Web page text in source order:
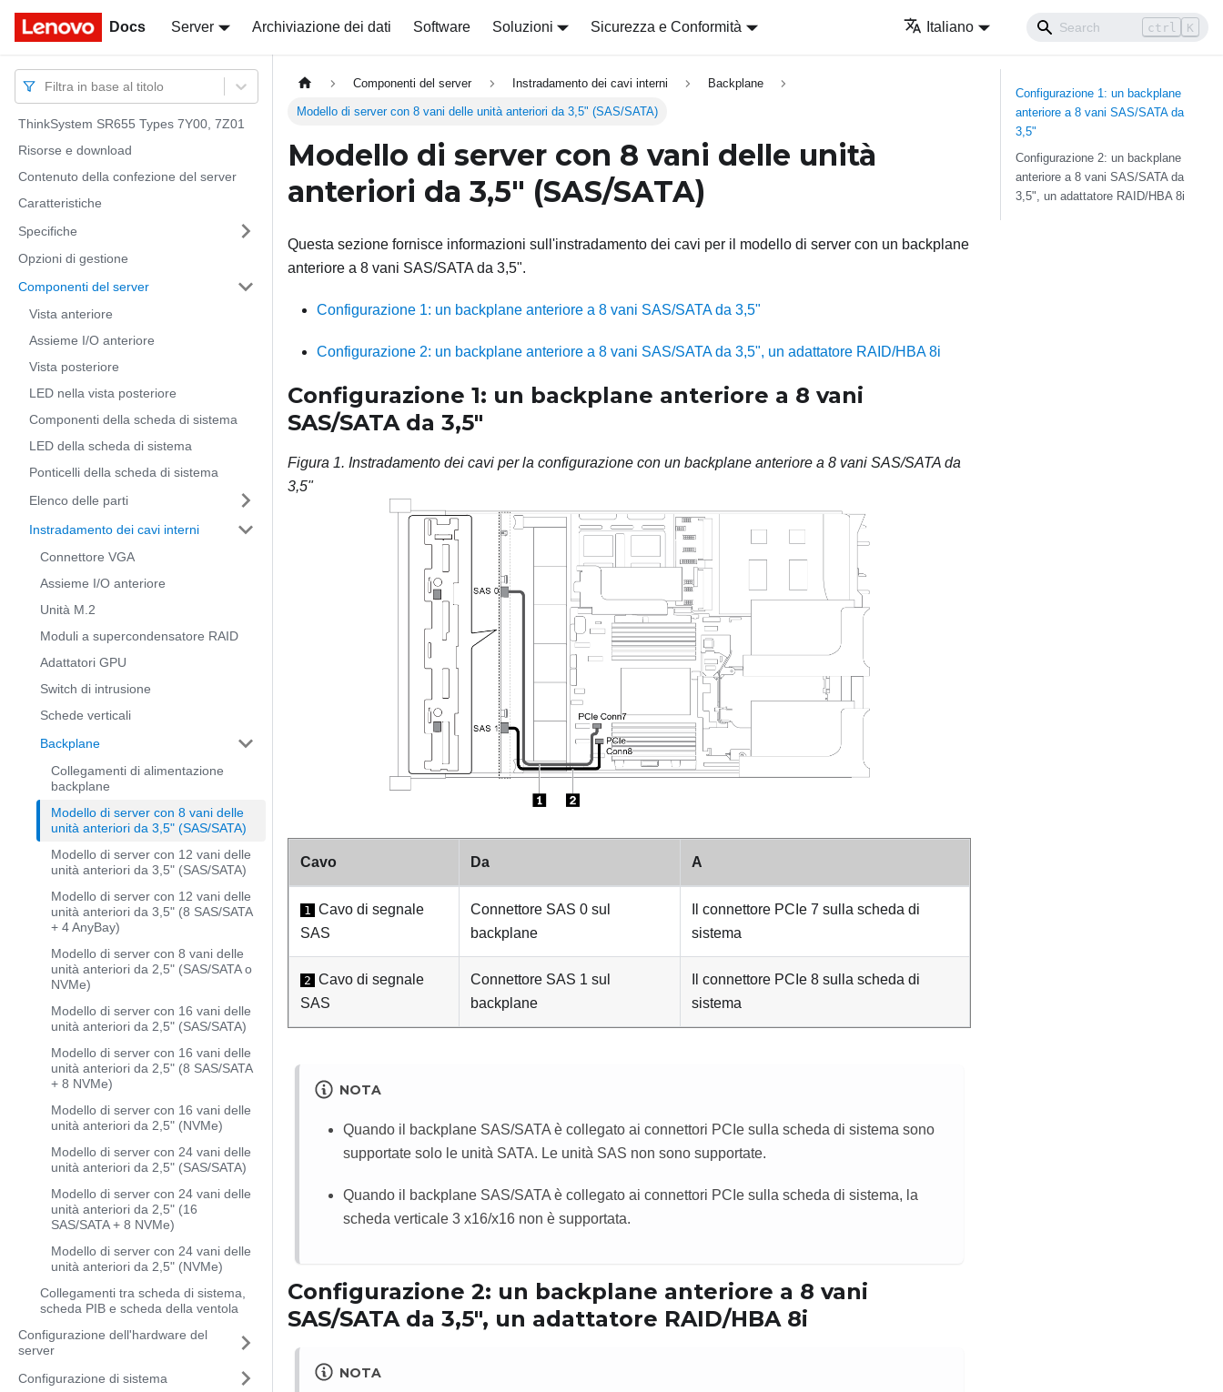
Docs Server Archiviazione dei dati Software Soluzioni Sicurezza e Conformità Italiano ctrl K
Docs
Filtra in base al titolo
ThinkSystem SR655 Types 7Y00, 7Z01
Risorse e download
Contenuto della confezione del server
Caratteristiche
Specifiche
Opzioni di gestione
Componenti del server
Vista anteriore
Assieme I/O anteriore
Vista posteriore
LED nella vista posteriore
Componenti della scheda di sistema
LED della scheda di sistema
Ponticelli della scheda di sistema
Elenco delle parti
Instradamento dei cavi interni
Connettore VGA
Assieme I/O anteriore
Unità M.2
Moduli a supercondensatore RAID
Adattatori GPU
Switch di intrusione
Schede verticali
Backplane
Collegamenti di alimentazione
backplane
Modello di server con 8 vani delle
unità anteriori da 3,5" (SAS/SATA)
Modello di server con 12 vani delle
unità anteriori da 3,5" (SAS/SATA)
Modello di server con 12 vani delle
unità anteriori da 3,5" (8 SAS/SATA
+ 4 AnyBay)
Modello di server con 8 vani delle
unità anteriori da 2,5" (SAS/SATA o
NVMe)
Modello di server con 16 vani delle
unità anteriori da 2,5" (SAS/SATA)
Modello di server con 16 vani delle
unità anteriori da 2,5" (8 SAS/SATA
+ 8 NVMe)
Modello di server con 16 vani delle
unità anteriori da 2,5" (NVMe)
Modello di server con 24 vani delle
unità anteriori da 2,5" (SAS/SATA)
Modello di server con 24 vani delle
unità anteriori da 2,5" (16
SAS/SATA + 8 NVMe)
Modello di server con 24 vani delle
unità anteriori da 2,5" (NVMe)
Collegamenti tra scheda di sistema,
scheda PIB e scheda della ventola
Configurazione dell'hardware del
server
Configurazione di sistema
Componenti del server Instradamento dei cavi interni Backplane
Modello di server con 8 vani delle unità anteriori da 3,5" (SAS/SATA)
Modello di server con 8 vani delle unità
anteriori da 3,5" (SAS/SATA)
Questa sezione fornisce informazioni sull'instradamento dei cavi per il modello di server con un backplane
anteriore a 8 vani SAS/SATA da 3,5".
Configurazione 1: un backplane anteriore a 8 vani SAS/SATA da 3,5"
Configurazione 2: un backplane anteriore a 8 vani SAS/SATA da 3,5", un adattatore RAID/HBA 8i
Configurazione 1: un backplane anteriore a 8 vani
SAS/SATA da 3,5"
Figura 1. Instradamento dei cavi per la configurazione con un backplane anteriore a 8 vani SAS/SATA da
3,5"
Cavo Da A
1 Cavo di segnale
SAS
Connettore SAS 0 sul
backplane
Il connettore PCIe 7 sulla scheda di
sistema
2 Cavo di segnale
SAS
Connettore SAS 1 sul
backplane
Il connettore PCIe 8 sulla scheda di
sistema
NOTA
Quando il backplane SAS/SATA è collegato ai connettori PCIe sulla scheda di sistema sono
supportate solo le unità SATA. Le unità SAS non sono supportate.
Quando il backplane SAS/SATA è collegato ai connettori PCIe sulla scheda di sistema, la
scheda verticale 3 x16/x16 non è supportata.
Configurazione 2: un backplane anteriore a 8 vani
SAS/SATA da 3,5", un adattatore RAID/HBA 8i
NOTA
Configurazione 1: un backplane
anteriore a 8 vani SAS/SATA da
3,5"
Configurazione 2: un backplane
anteriore a 8 vani SAS/SATA da
3,5", un adattatore RAID/HBA 8i